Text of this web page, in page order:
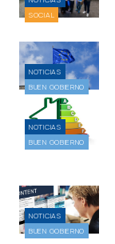
SOCIAL
NOTICIAS
BUEN GOBIERNO
NOTICIAS
BUEN GOBIERNO
NOTICIAS
BUEN GOBIERNO